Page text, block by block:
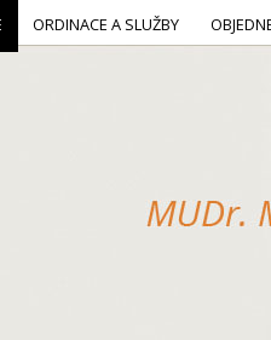
ORDINACE A SLUŽBY